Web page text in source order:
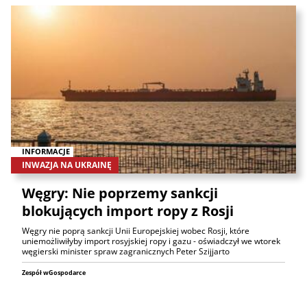
INFORMACJE
INWAZJA NA UKRAINĘ
Węgry: Nie poprzemy sankcji
blokujących import ropy z Rosji
Węgry nie poprą sankcji Unii Europejskiej wobec Rosji, które
uniemożliwiłyby import rosyjskiej ropy i gazu - oświadczył we wtorek
węgierski minister spraw zagranicznych Peter Szijjarto
Zespół wGospodarce